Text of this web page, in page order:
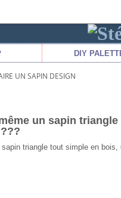
DIY
UN SAPIN DESIGN
un sapin